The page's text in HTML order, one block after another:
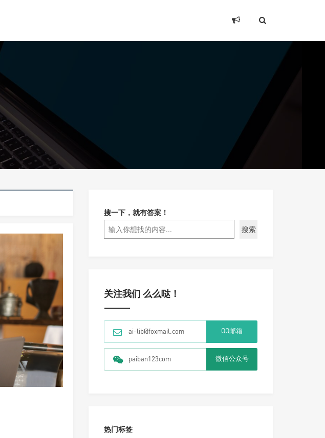
搜一下，就有答案！
搜索
关注我们 么么哒！
ai-lib@foxmail.com QQ邮箱
paiban123com 微信公众号
热门标签